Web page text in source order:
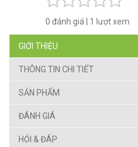
0 đánh giá 1 lượt xem
GIỚI THIỆU
THÔNG TIN CHI TIẾT
SẢN PHẨM
ĐÁNH GIÁ
HỎI & ĐÁP